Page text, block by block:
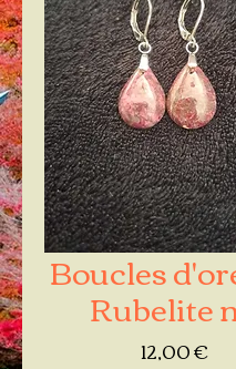
Boucles
Rubelite
12,00 €Prix